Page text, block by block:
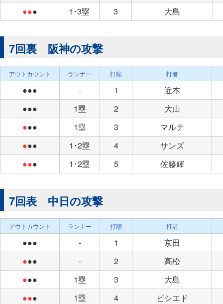
●●● 1･3塁 3 大島
7回裏 阪神の攻撃
アウトカウント ランナー 打順 打者
●●● - 1
近本
●●●
1塁 2
大山
●●● 1塁 3
マルテ
●●● 1･2塁 4
サンズ
●●● 1･2塁 5 佐藤輝
7回表 中日の攻撃
アウトカウント ランナー 打順 打者
●●● - 1
京田
●●● - 2
高松
●●● 1塁 3
大島
●●● 1塁 4
ビシエド